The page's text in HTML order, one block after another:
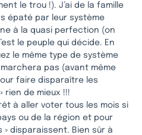
le trou !). J’ai de la famille
épaté par leur système
à la quasi perfection (on
le peuple qui décide. En
le même type de système
pas (avant même
faire disparaître les
rien de mieux !!!
à aller voter tous les mois si
ou de la région et pour
disparaissent. Bien sûr à